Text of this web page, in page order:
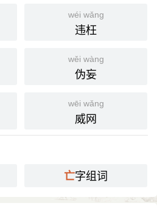
汉王，危亡可立而待也。」
péril de mort
wéi wǎng
违枉
wěi wàng
伪妄
wēi wǎng
威网
亡字组词